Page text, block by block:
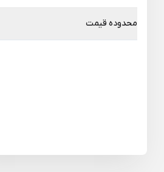
محدوده قیمت